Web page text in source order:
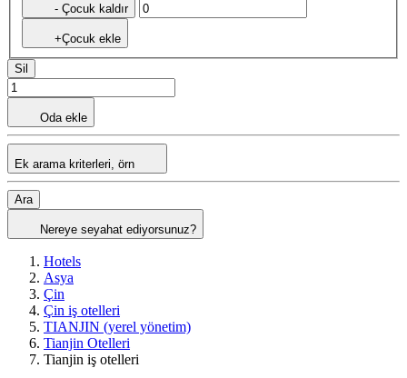
- Çocuk kaldır
+Çocuk ekle
Sil
Oda ekle
Ek arama kriterleri, örn
Ara
Nereye seyahat ediyorsunuz?
Hotels
Asya
Çin
Çin iş otelleri
TIANJIN (yerel yönetim)
Tianjin Otelleri
Tianjin iş otelleri